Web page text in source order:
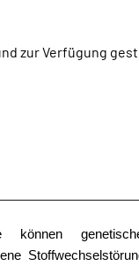
zur Verfügung